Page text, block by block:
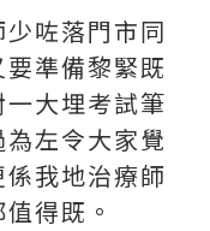
咗落門市同
準備黎緊既
大埋考試筆
左令大家覺
我地治療師
得既。